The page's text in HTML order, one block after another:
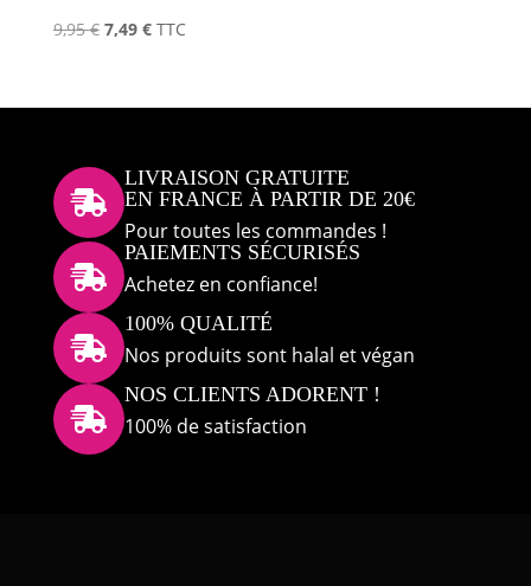
9,95€ Le
était :
7,49 €Le
est :
TTC

LIVRAISON GRATUITE
EN FRANCE À PARTIR DE 20€
Pour toutes les commandes !

PAIEMENTS SÉCURISÉS
Achetez en confiance!

100% QUALITÉ
Nos produits sont halal et végan

NOS CLIENTS ADORENT !
100% de satisfaction